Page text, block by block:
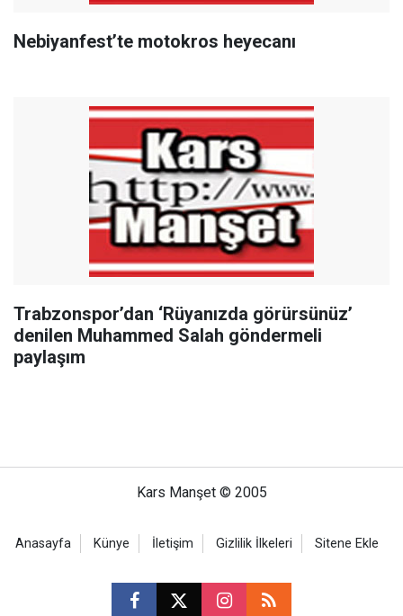
Nebiyanfest’te motokros heyecanı
Trabzonspor’dan ‘Rüyanızda görürsünüz’
denilen Muhammed Salah göndermeli
paylaşım
Kars Manşet © 2005
Anasayfa Künye İletişim Gizlilik İlkeleri Sitene Ekle